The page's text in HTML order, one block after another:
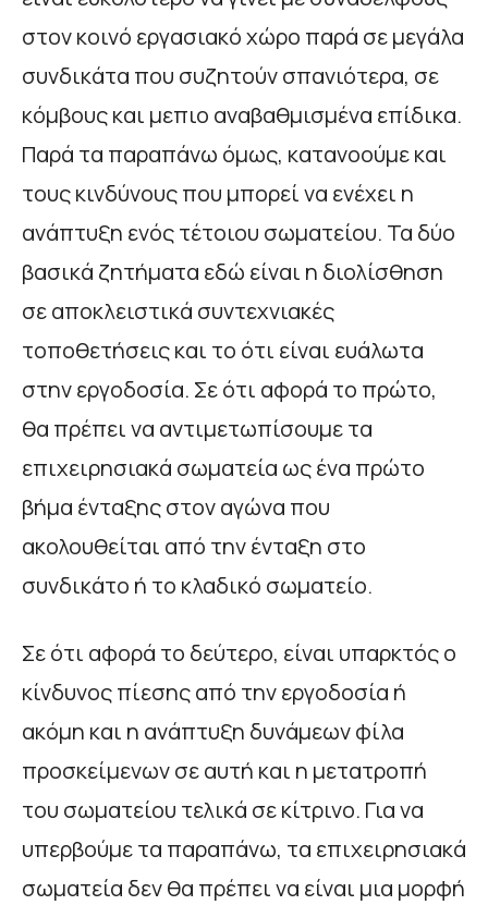
στον κοινό εργασιακό χώρο παρά σε μεγάλα
συνδικάτα που συζητούν σπανιότερα, σε
κόμβους και μεπιο αναβαθμισμένα επίδικα.
Παρά τα παραπάνω όμως, κατανοούμε και
τους κινδύνους που μπορεί να ενέχει η
ανάπτυξη ενός τέτοιου σωματείου. Τα δύο
βασικά ζητήματα εδώ είναι η διολίσθηση
σε αποκλειστικά συντεχνιακές
τοποθετήσεις και το ότι είναι ευάλωτα
στην εργοδοσία. Σε ότι αφορά το πρώτο,
θα πρέπει να αντιμετωπίσουμε τα
επιχειρησιακά σωματεία ως ένα πρώτο
βήμα ένταξης στον αγώνα που
ακολουθείται από την ένταξη στο
συνδικάτο ή το κλαδικό σωματείο.
Σε ότι αφορά το δεύτερο, είναι υπαρκτός ο
κίνδυνος πίεσης από την εργοδοσία ή
ακόμη και η ανάπτυξη δυνάμεων φίλα
προσκείμενων σε αυτή και η μετατροπή
του σωματείου τελικά σε κίτρινο. Για να
υπερβούμε τα παραπάνω, τα επιχειρησιακά
σωματεία δεν θα πρέπει να είναι μια μορφή